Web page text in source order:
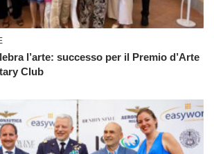
l’arte: successo per il Premio d’Arte
Club